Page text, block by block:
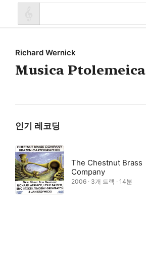
Richard Wernick
Musica Ptolemeica
인기 레코딩
The Chestnut Brass
Company
2006 · 3개 트랙 · 14분